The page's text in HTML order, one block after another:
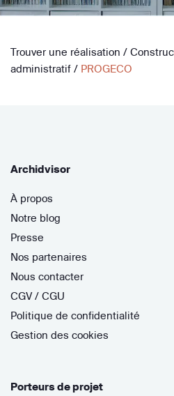
Trouver une réalisation /
administratif / PROGECO
Archidvisor
À propos
Notre blog
Presse
Nos partenaires
Nous contacter
CGV / CGU
Politique de confidentialité
Gestion des cookies
Porteurs de projet